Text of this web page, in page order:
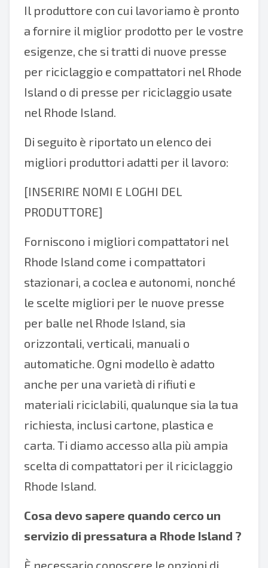
Il produttore con cui lavoriamo è pronto
a fornire il miglior prodotto per le vostre
esigenze, che si tratti di nuove presse
per riciclaggio e compattatori nel Rhode
Island o di presse per riciclaggio usate
nel Rhode Island.
Di seguito è riportato un elenco dei
migliori produttori adatti per il lavoro:
[INSERIRE NOMI E LOGHI DEL
PRODUTTORE]
Forniscono i migliori compattatori nel
Rhode Island come i compattatori
stazionari, a coclea e autonomi, nonché
le scelte migliori per le nuove presse
per balle nel Rhode Island, sia
orizzontali, verticali, manuali o
automatiche. Ogni modello è adatto
anche per una varietà di rifiuti e
materiali riciclabili, qualunque sia la tua
richiesta, inclusi cartone, plastica e
carta. Ti diamo accesso alla più ampia
scelta di compattatori per il riciclaggio
Rhode Island.
Cosa devo sapere quando cerco un
servizio di pressatura a Rhode Island ?
È necessario conoscere le opzioni di